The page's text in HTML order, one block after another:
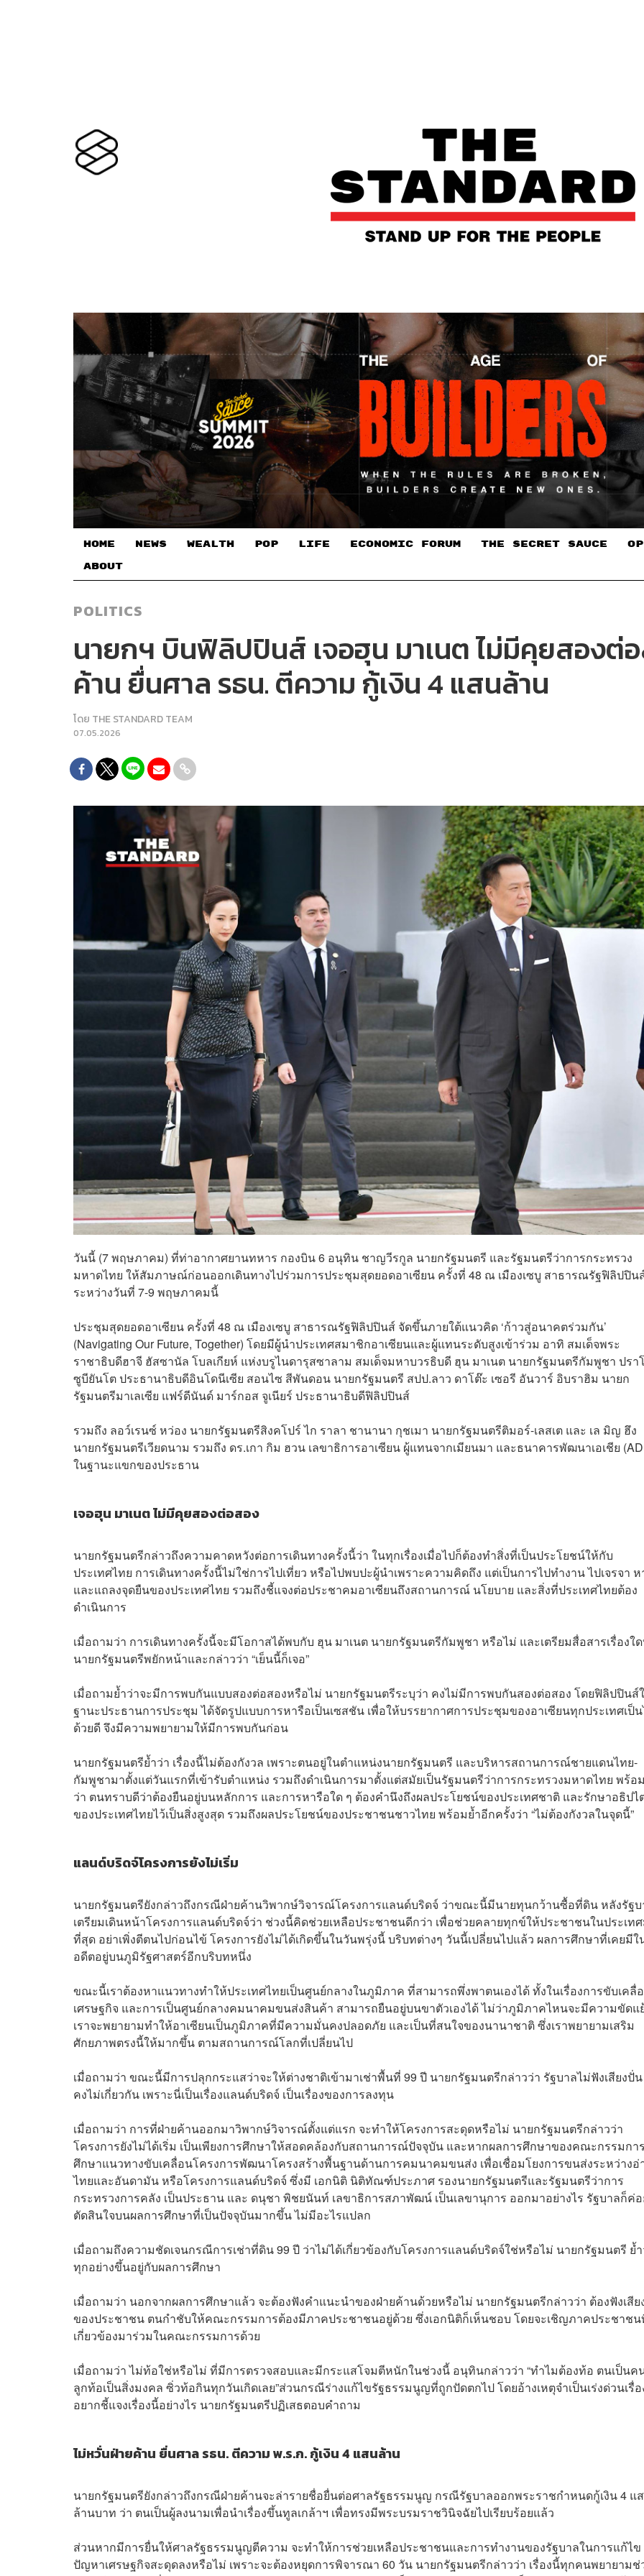
HOME NEWS WEALTH POP LIFE ECONOMIC FORUM THE SECRET SAUCE​
ABOUT
POLITICS
นายกฯ บินฟิลิปปินส์ เจอฮุน มาเนต ไม่มีคุยสองต่
ค้าน ยื่นศาล รธน. ตีความ กู้เงิน 4 แสนล้าน
โดย THE STANDARD TEAM
07.05.2026
วันนี้ (7 พฤษภาคม) ที่ท่าอากาศยานทหาร กองบิน 6 อนุทิน ชาญวีรกูล นายกรัฐมนตรี และรัฐมนตรีว่าการกระทรวง
มหาดไทย ให้สัมภาษณ์ก่อนออกเดินทางไปร่วมการประชุมสุดยอดอาเซียน ครั้งที่ 48 ณ เมืองเซบู สาธารณรัฐฟิลิปปิน
ระหว่างวันที่ 7-9 พฤษภาคมนี้
ประชุมสุดยอดอาเซียน ครั้งที่ 48 ณ เมืองเซบู สาธารณรัฐฟิลิปปินส์ จัดขึ้นภายใต้แนวคิด ‘ก้าวสู่อนาคตร่วมกัน’
(Navigating Our Future, Together) โดยมีผู้นำประเทศสมาชิกอาเซียนและผู้แทนระดับสูงเข้าร่วม อาทิ สมเด็จพระ
ราชาธิบดีฮาจี ฮัสซานัล โบลเกียห์ แห่งบรูไนดารุสซาลาม สมเด็จมหาบวรธิบดี ฮุน มาเนต นายกรัฐมนตรีกัมพูชา ปรา
ซูบียันโต ประธานาธิบดีอินโดนีเซีย สอนไซ สีพันดอน นายกรัฐมนตรี สปป.ลาว ดาโต๊ะ เซอรี อันวาร์ อิบราฮิม นายก
รัฐมนตรีมาเลเซีย แฟร์ดีนันด์ มาร์กอส จูเนียร์ ประธานาธิบดีฟิลิปปินส์
รวมถึง ลอว์เรนซ์ หว่อง นายกรัฐมนตรีสิงคโปร์ ไก ราลา ชานานา กุชเมา นายกรัฐมนตรีติมอร์-เลสเต และ เล มิญ ฮึง
นายกรัฐมนตรีเวียดนาม รวมถึง ดร.เกา กิม ฮวน เลขาธิการอาเซียน ผู้แทนจากเมียนมา และธนาคารพัฒนาเอเชีย
ในฐานะแขกของประธาน
เจอฮุน มาเนต ไม่มีคุยสองต่อสอง
นายกรัฐมนตรีกล่าวถึงความคาดหวังต่อการเดินทางครั้งนี้ว่า ในทุกเรื่องเมื่อไปก็ต้องทำสิ่งที่เป็นประโยชน์ให้กับ
ประเทศไทย การเดินทางครั้งนี้ไม่ใช่การไปเที่ยว หรือไปพบปะผู้นำเพราะความคิดถึง แต่เป็นการไปทำงาน ไปเจรจา
และแถลงจุดยืนของประเทศไทย รวมถึงชี้แจงต่อประชาคมอาเซียนถึงสถานการณ์ นโยบาย และสิ่งที่ประเทศไทยต้อง
ดำเนินการ
เมื่อถามว่า การเดินทางครั้งนี้จะมีโอกาสได้พบกับ ฮุน มาเนต นายกรัฐมนตรีกัมพูชา หรือไม่ และเตรียมสื่อสารเรื่องใ
นายกรัฐมนตรีพยักหน้าและกล่าวว่า “เย็นนี้ก็เจอ”
เมื่อถามย้ำว่าจะมีการพบกันแบบสองต่อสองหรือไม่ นายกรัฐมนตรีระบุว่า คงไม่มีการพบกันสองต่อสอง โดยฟิลิปปินส์
ฐานะประธานการประชุม ได้จัดรูปแบบการหารือเป็นเซสชัน เพื่อให้บรรยากาศการประชุมของอาเซียนทุกประเทศเป็
ด้วยดี จึงมีความพยายามให้มีการพบกันก่อน
นายกรัฐมนตรีย้ำว่า เรื่องนี้ไม่ต้องกังวล เพราะตนอยู่ในตำแหน่งนายกรัฐมนตรี และบริหารสถานการณ์ชายแดนไทย-
กัมพูชามาตั้งแต่วันแรกที่เข้ารับตำแหน่ง รวมถึงดำเนินการมาตั้งแต่สมัยเป็นรัฐมนตรีว่าการกระทรวงมหาดไทย พร้อ
ว่า ตนทราบดีว่าต้องยืนอยู่บนหลักการ และการหารือใด ๆ ต้องคำนึงถึงผลประโยชน์ของประเทศชาติ และรักษาอธิปไ
ของประเทศไทยไว้เป็นสิ่งสูงสุด รวมถึงผลประโยชน์ของประชาชนชาวไทย พร้อมย้ำอีกครั้งว่า “ไม่ต้องกังวลในจุดนี้”
แลนด์บริดจ์โครงการยังไม่เริ่ม
นายกรัฐมนตรียังกล่าวถึงกรณีฝ่ายค้านวิพากษ์วิจารณ์โครงการแลนด์บริดจ์ ว่าขณะนี้มีนายทุนกว้านซื้อที่ดิน หลังรัฐ
เตรียมเดินหน้าโครงการแลนด์บริดจ์ว่า ช่วงนี้คิดช่วยเหลือประชาชนดีกว่า เพื่อช่วยคลายทุกข์ให้ประชาชนในประเท
ที่สุด อย่าเพิ่งตีตนไปก่อนไข้ โครงการยังไม่ได้เกิดขึ้นในวันพรุ่งนี้ บริบทต่างๆ วันนี้เปลี่ยนไปแล้ว ผลการศึกษาที่เคยมีใ
อดีตอยู่บนภูมิรัฐศาสตร์อีกบริบทหนึ่ง
ขณะนี้เราต้องหาแนวทางทำให้ประเทศไทยเป็นศูนย์กลางในภูมิภาค ที่สามารถพึ่งพาตนเองได้ ทั้งในเรื่องการขับเคลื่
เศรษฐกิจ และการเป็นศูนย์กลางคมนาคมขนส่งสินค้า สามารถยืนอยู่บนขาตัวเองได้ ไม่ว่าภูมิภาคไหนจะมีความขัดแ
เราจะพยายามทำให้อาเซียนเป็นภูมิภาคที่มีความมั่นคงปลอดภัย และเป็นที่สนใจของนานาชาติ ซึ่งเราพยายามเสริม
ศักยภาพตรงนี้ให้มากขึ้น ตามสถานการณ์โลกที่เปลี่ยนไป
เมื่อถามว่า ขณะนี้มีการปลุกกระแสว่าจะให้ต่างชาติเข้ามาเช่าพื้นที่ 99 ปี นายกรัฐมนตรีกล่าวว่า รัฐบาลไม่ฟังเสียงปั่
คงไม่เกี่ยวกัน เพราะนี่เป็นเรื่องแลนด์บริดจ์ เป็นเรื่องของการลงทุน
เมื่อถามว่า การที่ฝ่ายค้านออกมาวิพากษ์วิจารณ์ตั้งแต่แรก จะทำให้โครงการสะดุดหรือไม่ นายกรัฐมนตรีกล่าวว่า
โครงการยังไม่ได้เริ่ม เป็นเพียงการศึกษาให้สอดคล้องกับสถานการณ์ปัจจุบัน และหากผลการศึกษาของคณะกรรมกา
ศึกษาแนวทางขับเคลื่อนโครงการพัฒนาโครงสร้างพื้นฐานด้านการคมนาคมขนส่ง เพื่อเชื่อมโยงการขนส่งระหว่างอ่
ไทยและอันดามัน หรือโครงการแลนด์บริดจ์ ซึ่งมี เอกนิติ นิติทัณฑ์ประภาศ รองนายกรัฐมนตรีและรัฐมนตรีว่าการ
กระทรวงการคลัง เป็นประธาน และ ดนุชา พิชยนันท์ เลขาธิการสภาพัฒน์ เป็นเลขานุการ ออกมาอย่างไร รัฐบาลก็ค่
ตัดสินใจบนผลการศึกษาที่เป็นปัจจุบันมากขึ้น ไม่มีอะไรแปลก
เมื่อถามถึงความชัดเจนกรณีการเช่าที่ดิน 99 ปี ว่าไม่ได้เกี่ยวข้องกับโครงการแลนด์บริดจ์ใช่หรือไม่ นายกรัฐมนตรี ย้
ทุกอย่างขึ้นอยู่กับผลการศึกษา
เมื่อถามว่า นอกจากผลการศึกษาแล้ว จะต้องฟังคำแนะนำของฝ่ายค้านด้วยหรือไม่ นายกรัฐมนตรีกล่าวว่า ต้องฟังเสีย
ของประชาชน ตนกำชับให้คณะกรรมการต้องมีภาคประชาชนอยู่ด้วย ซึ่งเอกนิติก็เห็นชอบ โดยจะเชิญภาคประชาช
เกี่ยวข้องมาร่วมในคณะกรรมการด้วย
เมื่อถามว่า ไม่ท้อใช่หรือไม่ ที่มีการตรวจสอบและมีกระแสโจมตีหนักในช่วงนี้ อนุทินกล่าวว่า “ทำไมต้องท้อ ตนเป็นค
ลูกท้อเป็นสิ่งมงคล ซิ่วท้อกินทุกวันเกิดเลย”ส่วนกรณีร่างแก้ไขรัฐธรรมนูญที่ถูกปัดตกไป โดยอ้างเหตุจำเป็นเร่งด่วนเรื่
อยากชี้แจงเรื่องนี้อย่างไร นายกรัฐมนตรีปฏิเสธตอบคำถาม
ไม่หวั่นฝ่ายค้าน ยื่นศาล รธน. ตีความ พ.ร.ก. กู้เงิน 4 แสนล้าน
นายกรัฐมนตรียังกล่าวถึงกรณีฝ่ายค้านจะล่ารายชื่อยื่นต่อศาลรัฐธรรมนูญ กรณีรัฐบาลออกพระราชกำหนดกู้เงิน 4 แ
ล้านบาท ว่า ตนเป็นผู้ลงนามเพื่อนำเรื่องขึ้นทูลเกล้าฯ เพื่อทรงมีพระบรมราชวินิจฉัยไปเรียบร้อยแล้ว
ส่วนหากมีการยื่นให้ศาลรัฐธรรมนูญตีความ จะทำให้การช่วยเหลือประชาชนและการทำงานของรัฐบาลในการแก้ไข
ปัญหาเศรษฐกิจสะดุดลงหรือไม่ เพราะจะต้องหยุดการพิจารณา 60 วัน นายกรัฐมนตรีกล่าวว่า เรื่องนี้ทุกคนพยายามช่